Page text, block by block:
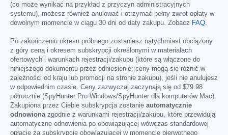
(co może wynikać na przykład z przyczyn administracyjnych
systemu), możesz również anulować i otrzymać pełny zwrot opłaty w
dowolnym momencie w ciągu 30 dni od daty zakupu. Zobacz FAQ
Po zakończeniu okresu próbnego zostaniesz natychmiast obciążony
z góry ceną i okresem subskrypcji określonymi w materiałach
ofertowych i warunkach rejestracji/zakupu (które są włączone do
niniejszego dokumentu przez odniesienie; ceny mogą się różnić w
zależności od kraju lub promocji na stronie zakupu), jeśli nie anulujesz
w odpowiednim czasie. Ceny zazwyczaj zaczynają się od $79.98
półrocznie (SpyHunter Pro Windows/SpyHunter dla komputerów Mac).
Zakupiona przez Ciebie subskrypcja zostanie automatycznie
odnowiona zgodnie z warunkami rejestracji/zakupu, które przewidują
automatyczne odnowienia po obowiązującej wówczas standardowej
opłacie za subskrypcję obowiązującej w momencie pierwotnego